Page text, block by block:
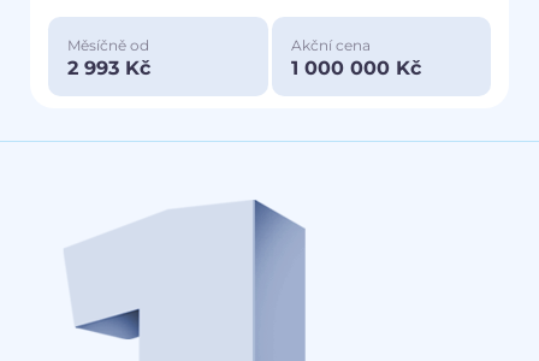
Měsíčně od
2 993 Kč
Akční cena
1 000 000 Kč